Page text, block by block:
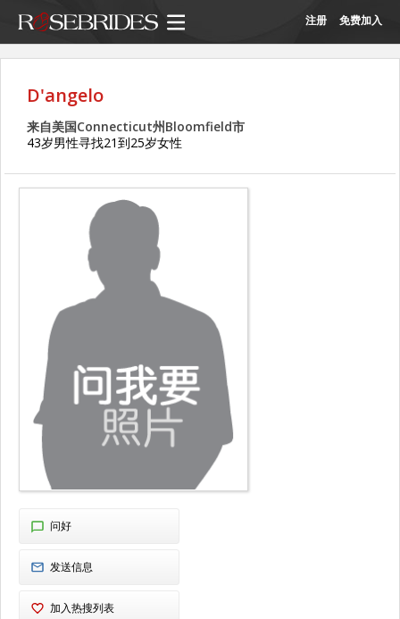
注册 免费加入
D'angelo
来自美国Connecticut州Bloomfield市
43岁男性寻找21到25岁女性
问好
发送信息
加入热搜列表